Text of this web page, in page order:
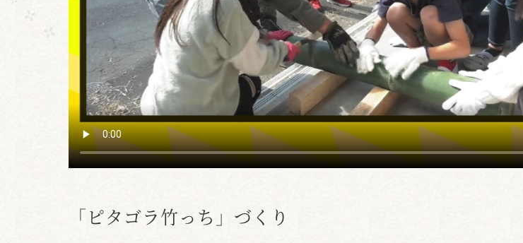
「ピタゴラ竹っち」づくり